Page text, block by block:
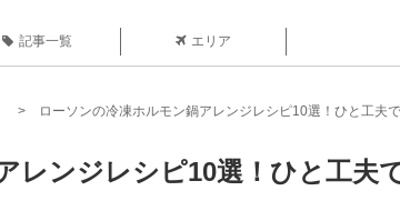
記事一覧 エリア
ローソンの冷凍ホルモン鍋アレンジレシピ10選！ひと工夫
レンジレシピ10選！ひと工夫